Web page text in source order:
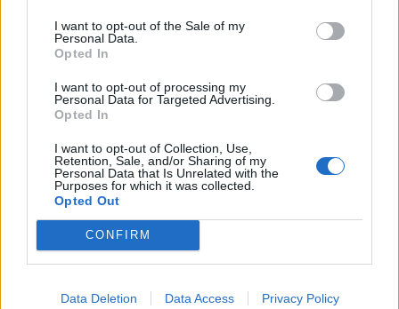
I want to opt-out of the Sale of my
Personal Data.
Opted In
I want to opt-out of processing my
Personal Data for Targeted Advertising.
Opted In
I want to opt-out of Collection, Use,
Retention, Sale, and/or Sharing of my
Personal Data that Is Unrelated with the
Purposes for which it was collected.
Opted Out
CONFIRM
Data Deletion Data Access Privacy Policy
06/08/2026 10:58